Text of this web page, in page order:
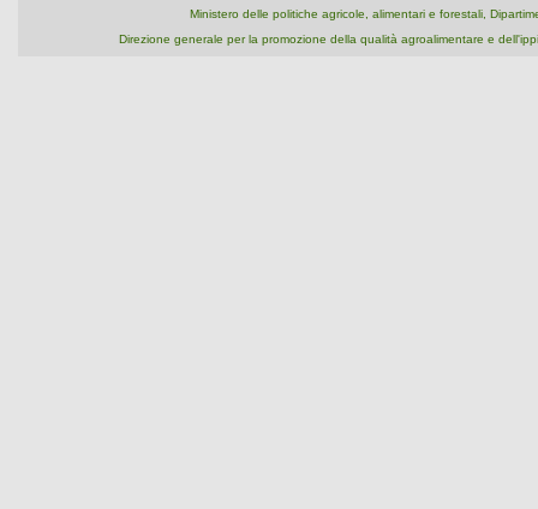
Ministero delle politiche agricole, alimentari e forestali,
Direzione generale per la promozione della qualità agroalimentare e